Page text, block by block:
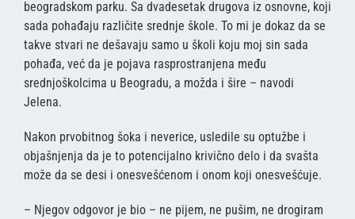
beogradskom parku. Sa dvadesetak drugova iz osnovne, koji
sada pohađaju različite srednje škole. To mi je dokaz da se
takve stvari ne dešavaju samo u školi koju moj sin sada
pohađa, već da je pojava rasprostranjena među
srednjoškolcima u Beogradu, a možda i šire – navodi
Jelena.
Nakon prvobitnog šoka i neverice, usledile su optužbe i
objašnjenja da je to potencijalno krivično delo i da svašta
može da se desi i onesvešćenom i onom koji onesvešćuje.
– Njegov odgovor je bio – ne pijem, ne pušim, ne drogiram